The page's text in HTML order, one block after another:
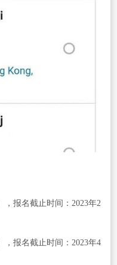
，报名截止时间：2023年2
，报名截止时间：2023年4